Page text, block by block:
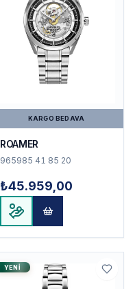
KARGO BEDAVA
ROAMER
965985 41 85 20
₺45.959,00
YENI